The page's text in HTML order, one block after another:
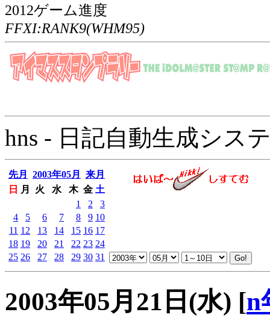
2012ゲーム進度
FFXI:RANK9(WHM95)
hns - 日記自動生成シス
先月 2003年05月
来月
日
月 火 水 木 金 土
1
2
3
4
5 6 7 8 9 10
11 12 13 14 15 16 17
18 19 20 21 22 23 24
25 26 27 28 29 30 31
2003年05月21日(水) [n